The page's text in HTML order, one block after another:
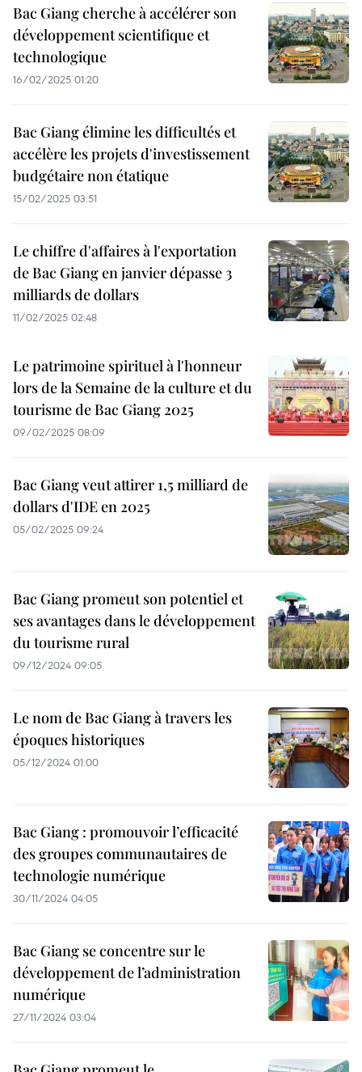
Bac Giang cherche à accélérer son
développement scientifique et
technologique
16/02/2025 01:20
Bac Giang élimine les difficultés et
accélère les projets d'investissement
budgétaire non étatique
15/02/2025 03:51
Le chiffre d'affaires à l'exportation
de Bac Giang en janvier dépasse 3
milliards de dollars
11/02/2025 02:48
Le patrimoine spirituel à l'honneur
lors de la Semaine de la culture et du
tourisme de Bac Giang 2025
09/02/2025 08:09
Bac Giang veut attirer 1,5 milliard de
dollars d'IDE en 2025
05/02/2025 09:24
Bac Giang promeut son potentiel et
ses avantages dans le développement
du tourisme rural
09/12/2024 09:05
Le nom de Bac Giang à travers les
époques historiques
05/12/2024 01:00
Bac Giang : promouvoir l’efficacité
des groupes communautaires de
technologie numérique
30/11/2024 04:05
Bac Giang se concentre sur le
développement de l’administration
numérique
27/11/2024 03:04